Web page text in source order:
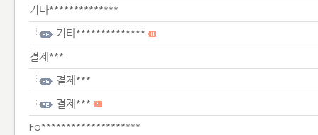
기타**************
기타**************
결제***
결제***
결제***
Fo********************